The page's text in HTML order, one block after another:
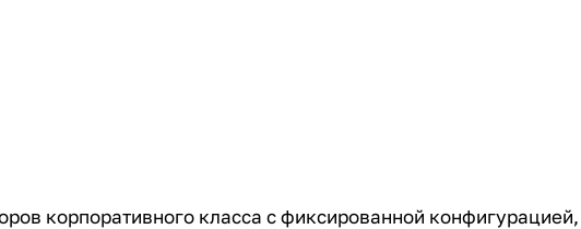
корпоративного класса с фиксированной